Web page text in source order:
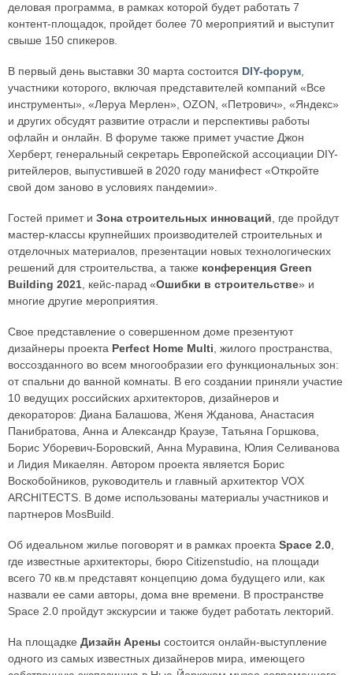
деловая программа, в рамках которой будет работать 7
контент-площадок, пройдет более 70 мероприятий и выступит
свыше 150 спикеров.
В первый день выставки 30 марта состоится DIY-форум
участники которого, включая представителей компаний «Все
инструменты», «Леруа Мерлен», OZON, «Петрович», «Яндекс»
и других обсудят развитие отрасли и перспективы работы
офлайн и онлайн. В форуме также примет участие Джон
Херберт, генеральный секретарь Европейской ассоциации DIY-
ритейлеров, выпустившей в 2020 году манифест «Откройте
свой дом заново в условиях пандемии».
Гостей примет и Зона строительных инноваций , где пройдут
мастер-классы крупнейших производителей строительных и
отделочных материалов, презентации новых технологических
решений для строительства, а также конференция Green
Building 2021 , кейс-парад «Ошибки в строительстве» и
многие другие мероприятия.
Свое представление о совершенном доме презентуют
дизайнеры проекта Perfect Home Multi , жилого пространства,
воссозданного во всем многообразии его функциональных зон:
от спальни до ванной комнаты. В его создании приняли участие
10 ведущих российских архитекторов, дизайнеров и
декораторов: Диана Балашова, Женя Жданова, Анастасия
Панибратова, Анна и Александр Краузе, Татьяна Горшкова,
Борис Уборевич-Боровский, Анна Муравина, Юлия Селиванова
и Лидия Микаелян. Автором проекта является Борис
Воскобойников, руководитель и главный архитектор VOX
ARCHITECTS. В доме использованы материалы участников и
партнеров MosBuild.
Об идеальном жилье поговорят и в рамках проекта Space 2.0
где известные архитекторы, бюро Citizenstudio, на площади
всего 70 кв.м представят концепцию дома будущего или, как
назвали ее сами авторы, дома вне времени. В пространстве
Space 2.0 пройдут экскурсии и также будет работать лекторий.
На площадке Дизайн Арены состоится онлайн-выступление
одного из самых известных дизайнеров мира, имеющего